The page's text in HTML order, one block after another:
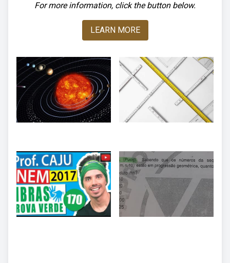
For more information, click the button below.
LEARN MORE